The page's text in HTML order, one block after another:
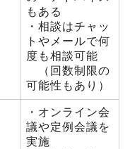
もある
・相談はチャッ
トやメールで何
度も相談可能
（回数制限の
可能性もあり）
・オンライン会
議や定例会議を
実施